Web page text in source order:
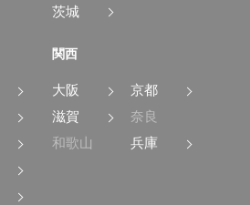
茨城
関西
大阪
京都
滋賀
奈良
和歌山
兵庫